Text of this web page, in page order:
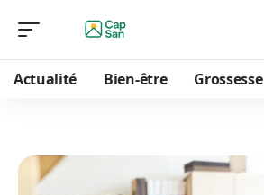
Actualité Bien-être Grossesse